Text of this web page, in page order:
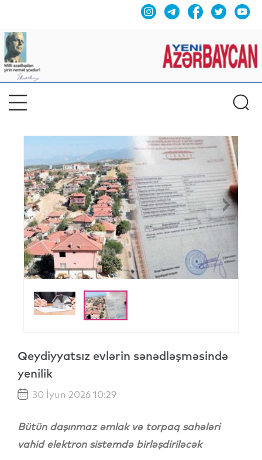
Previous
Qeydiyyatsız evlərin sənədləşməsində
yenilik
30 İyun 2026 10:29
Bütün daşınmaz əmlak və torpaq sahələri
vahid elektron sistemdə birləşdiriləcək